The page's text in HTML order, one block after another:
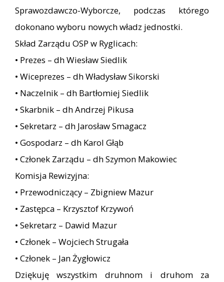
Sprawozdawczo-Wyborcze, podczas którego
dokonano wyboru nowych władz jednostki.
Skład Zarządu OSP w Ryglicach:
• Prezes – dh Wiesław Siedlik
• Wiceprezes – dh Władysław Sikorski
• Naczelnik – dh Bartłomiej Siedlik
• Skarbnik – dh Andrzej Pikusa
• Sekretarz – dh Jarosław Smagacz
• Gospodarz – dh Karol Głąb
• Członek Zarządu – dh Szymon Makowiec
Komisja Rewizyjna:
• Przewodniczący – Zbigniew Mazur
• Zastępca – Krzysztof Krzywoń
• Sekretarz – Dawid Mazur
• Członek – Wojciech Strugała
• Członek – Jan Żygłowicz
Dziękuję wszystkim druhnom i druhom za